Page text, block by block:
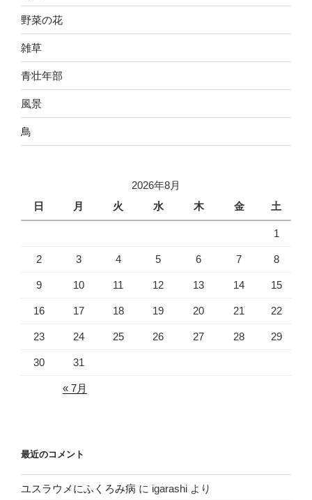
野菜の花
雑草
青壮年部
風景
鳥
2026年8月
日
月 火 水 木 金 土
1
2 3 4 5 6 7 8
9 10 11 12 13 14 15
16 17 18 19 20 21 22
23 24 25 26 27 28 29
30 31
« 7月
最近のコメント
ユスラウメにふくろみ病 に igarashi より